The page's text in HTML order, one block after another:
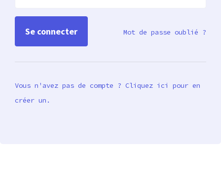
Mot de passe oublié ?
Vous n'avez pas de compte ? Cliquez ici pour en
créer un.